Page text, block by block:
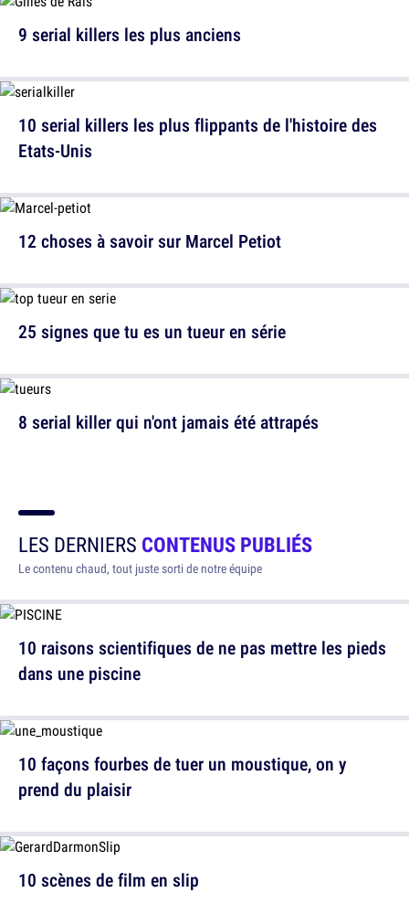
9 serial killers les plus anciens
12 choses à savoir sur Marcel Petiot
8 serial killer qui n'ont jamais été attrapés
10 serial killers les plus flippants de l'histoire des
Etats-Unis
25 signes que tu es un tueur en série
LES DERNIERS CONTENUS PUBLIÉS
Le contenu chaud, tout juste sorti de notre équipe
10 raisons scientifiques de ne pas mettre les pieds
dans une piscine
10 scènes de film en slip
10 façons fourbes de tuer un moustique, on y
prend du plaisir